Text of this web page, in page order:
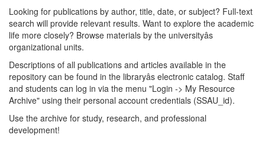
Looking for publications by author, title, date, or subject? Full-text
search will provide relevant results. Want to explore the academic
life more closely? Browse materials by the universityâs
organizational units.
Descriptions of all publications and articles available in the
repository can be found in the libraryâs electronic catalog. Staff
and students can log in via the menu "Login -> My Resource
Archive" using their personal account credentials (SSAU_id).
Use the archive for study, research, and professional
development!